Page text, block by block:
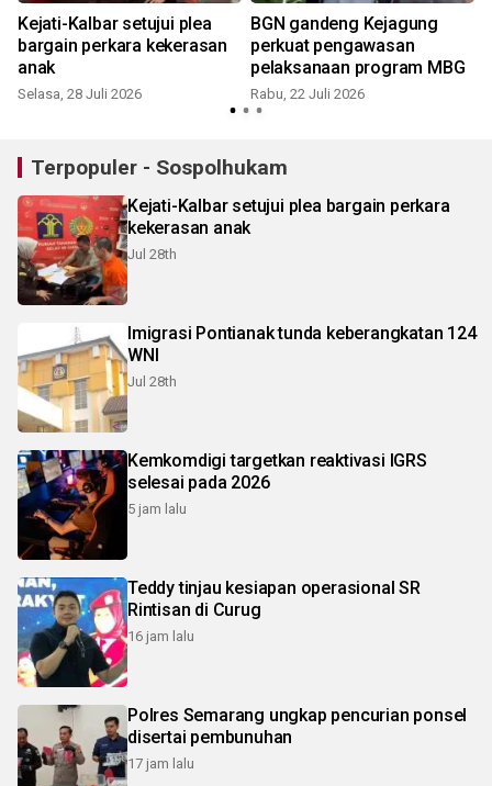
Kejati-Kalbar setujui plea
bargain perkara kekerasan
anak
Selasa, 28 Juli 2026
BGN gandeng Kejagung
perkuat pengawasan
pelaksanaan program MBG
Rabu, 22 Juli 2026
Terpopuler - Sospolhukam
Kejati-Kalbar setujui plea bargain perkara
kekerasan anak
Jul 28th
Imigrasi Pontianak tunda keberangkatan 124
WNI
Jul 28th
Kemkomdigi targetkan reaktivasi IGRS
selesai pada 2026
5 jam lalu
Teddy tinjau kesiapan operasional SR
Rintisan di Curug
16 jam lalu
Polres Semarang ungkap pencurian ponsel
disertai pembunuhan
17 jam lalu